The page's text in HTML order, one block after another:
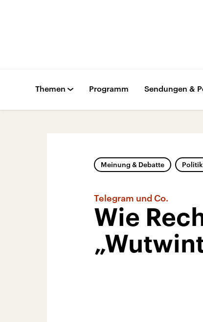
Themen Programm Sendungen &
Meinung & Debatte Politik
Telegram und Co.
Wie